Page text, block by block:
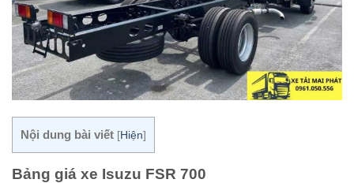
Nội dung bài viết [Hiện]
Bảng giá xe Isuzu FSR 700